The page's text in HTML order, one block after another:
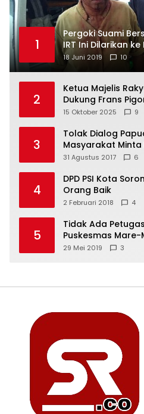
1
Pergoki Suami
IRT Ini Dilarikan ke
18 Juni 2019 10
2
Ketua Majelis
Dukung Frans
Freeport Indonesia
15 Oktober 2025 9
3
Tolak Dialog
Masyarakat Minta
31 Agustus 2017 6
4
DPD PSI Kota
Orang Baik
2 Februari 2018 4
5
Tidak Ada
Puskesmas
29 Mei 2019 3